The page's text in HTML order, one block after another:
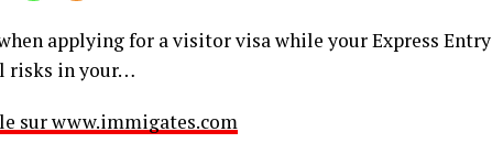
applying for a visitor visa while your Express Entry
risks in your…
sur www.immigates.com